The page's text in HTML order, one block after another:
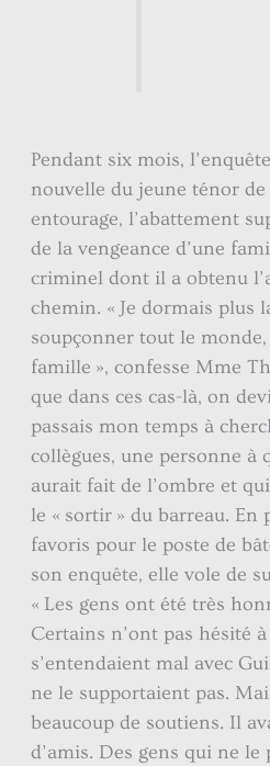
Pendant six mois,
nouvelle du jeune ténor de
entourage, l’abattement
de la vengeance d’une
criminel dont il a obtenu
chemin. « Je dormais plus
soupçonner tout le
famille », confesse Mme
que dans ces cas-là, on
passais mon temps à
collègues, une personne à
aurait fait de l’ombre et
le « sortir » du barreau. En
favoris pour le poste de
son enquête, elle vole de
« Les gens ont été très
Certains n’ont pas hésité
s’entendaient mal avec
ne le supportaient pas.
beaucoup de soutiens. Il
d’amis. Des gens qui ne